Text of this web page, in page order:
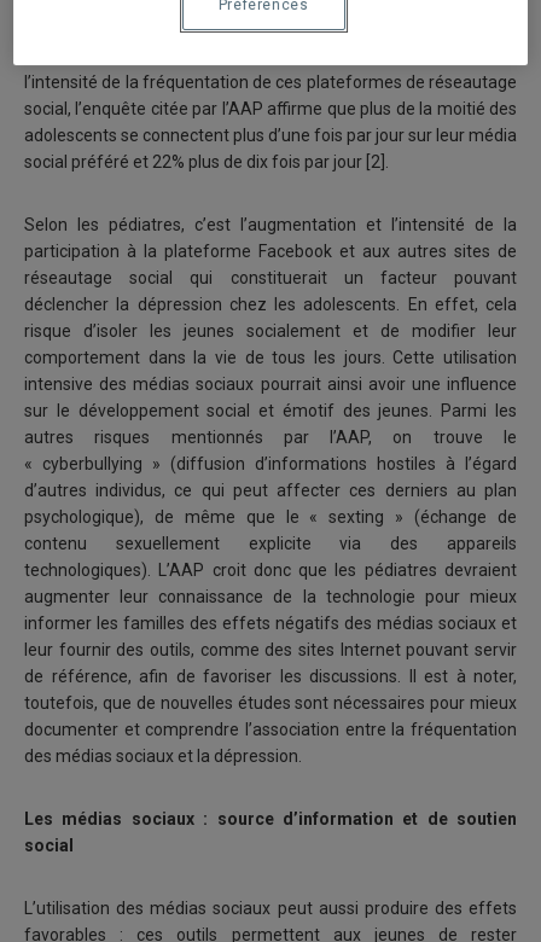
intensive des médias sociaux et se manifesterait par des
l’intensité de la fréquentation de ces plateformes de réseautage
social, l’enquête citée par l’AAP affirme que plus de la moitié des
adolescents se connectent plus d’une fois par jour sur leur média
social préféré et 22% plus de dix fois par jour [2].
Selon les pédiatres, c’est l’augmentation et l’intensité de la
participation à la plateforme Facebook et aux autres sites de
réseautage social qui constituerait un facteur pouvant
déclencher la dépression chez les adolescents. En effet, cela
risque d’isoler les jeunes socialement et de modifier leur
comportement dans la vie de tous les jours. Cette utilisation
intensive des médias sociaux pourrait ainsi avoir une influence
sur le développement social et émotif des jeunes. Parmi les
autres risques mentionnés par l’AAP, on trouve le
« cyberbullying » (diffusion d’informations hostiles à l’égard
d’autres individus, ce qui peut affecter ces derniers au plan
psychologique), de même que le « sexting » (échange de
contenu sexuellement explicite via des appareils
technologiques). L’AAP croit donc que les pédiatres devraient
augmenter leur connaissance de la technologie pour mieux
informer les familles des effets négatifs des médias sociaux et
leur fournir des outils, comme des sites Internet pouvant servir
de référence, afin de favoriser les discussions. Il est à noter,
toutefois, que de nouvelles études sont nécessaires pour mieux
documenter et comprendre l’association entre la fréquentation
des médias sociaux et la dépression.
Les médias sociaux : source d’information et de soutien
social
L’utilisation des médias sociaux peut aussi produire des effets
favorables : ces outils permettent aux jeunes de rester
Préférences